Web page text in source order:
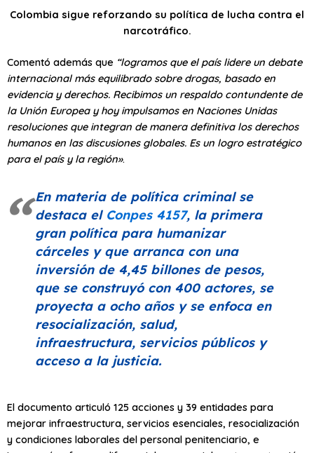
Colombia sigue reforzando s​u política de lucha contra el
narcotráfico.
Comentó además que “logramos que el país lidere un debate
internacional más equilibrado sobre drogas, basado en
evidencia y derechos. Recibimos un respaldo contundente de
la Unión Europea y hoy impulsamos en Naciones Unidas
resoluciones que integran de manera definitiva los derechos
humanos en las discusiones globales. Es un logro estratégico
para el país y la región».
En materia de política criminal se
destaca el Conpes 4157, la primera
gran política para humanizar
cárceles y que arranca con una
inversión de 4,45 billones de pesos,
que se construyó con 400 actores, se
proyecta a ocho años y se enfoca en
resocialización, salud,
infraestructura, servicios públicos y
acceso a la justicia.
El documento articuló 125 acciones y 39 entidades para
mejorar infraestructura, servicios esenciales, resocialización
y condiciones laborales del personal penitenciario, e